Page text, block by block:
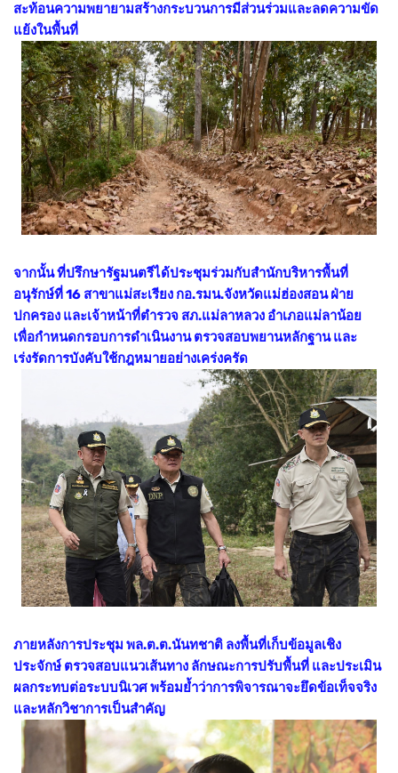
สะท้อนความพยายามสร้างกระบวนการมีส่วนร่วมและลดความขัด
แย้งในพื้นที่
จากนั้น ที่ปรึกษารัฐมนตรีได้ประชุมร่วมกับสำนักบริหารพื้นที่
อนุรักษ์ที่ 16 สาขาแม่สะเรียง กอ.รมน.จังหวัดแม่ฮ่องสอน ฝ่าย
ปกครอง และเจ้าหน้าที่ตำรวจ สภ.แม่ลาหลวง อำเภอแม่ลาน้อย
เพื่อกำหนดกรอบการดำเนินงาน ตรวจสอบพยานหลักฐาน และ
เร่งรัดการบังคับใช้กฎหมายอย่างเคร่งครัด
ภายหลังการประชุม พล.ต.ต.นันทชาติ ลงพื้นที่เก็บข้อมูลเชิง
ประจักษ์ ตรวจสอบแนวเส้นทาง ลักษณะการปรับพื้นที่ และประเมิน
ผลกระทบต่อระบบนิเวศ พร้อมย้ำว่าการพิจารณาจะยึดข้อเท็จจริง
และหลักวิชาการเป็นสำคัญ